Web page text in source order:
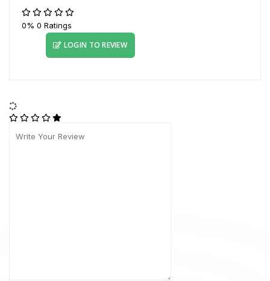
0% 0 Ratings
LOGIN TO REVIEW